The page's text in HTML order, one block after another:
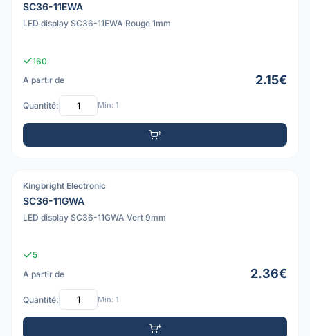
SC36-11EWA
LED display SC36-11EWA Rouge 1mm
160
A partir de
2.15€
Quantité: Min: 1
Kingbright Electronic
SC36-11GWA
LED display SC36-11GWA Vert 9mm
5
A partir de
2.36€
Quantité: Min: 1